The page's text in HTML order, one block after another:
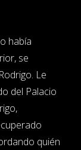
había
se
Le
del Palacio
quién